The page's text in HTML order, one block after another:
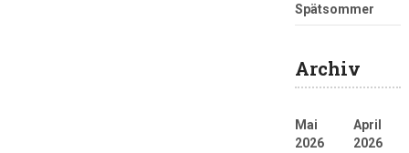
Spätsommer
Archiv
Mai
2026
April
2026